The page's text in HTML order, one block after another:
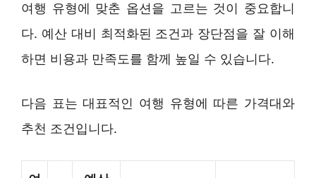
여행 유형에 맞춘 옵션을 고르는 것이 중요합니
다. 예산 대비 최적화된 조건과 장단점을 잘 이해
하면 비용과 만족도를 함께 높일 수 있습니다.
다음 표는 대표적인 여행 유형에 따른 가격대와
추천 조건입니다.